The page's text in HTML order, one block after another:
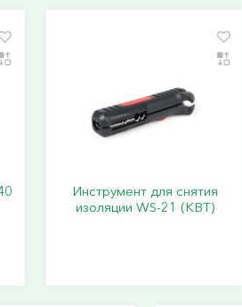
Инструмент для снятия
изоляции WS-21 (КВТ)